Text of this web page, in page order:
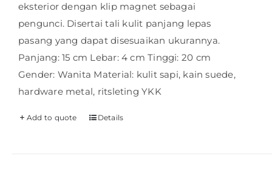
eksterior dengan klip magnet sebagai
pengunci. Disertai tali kulit panjang lepas
pasang yang dapat disesuaikan ukurannya.
Panjang: 15 cm Lebar: 4 cm Tinggi: 20 cm
Gender: Wanita Material: kulit sapi, kain suede,
hardware metal, ritsleting YKK
Add to quote Details